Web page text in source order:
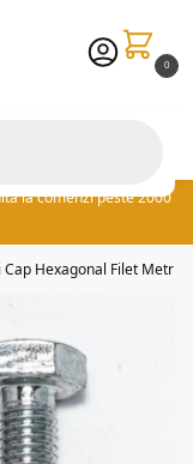
0
‘FIDSUR’ la
la comenzi peste 2000
Hexagonal Filet Metric